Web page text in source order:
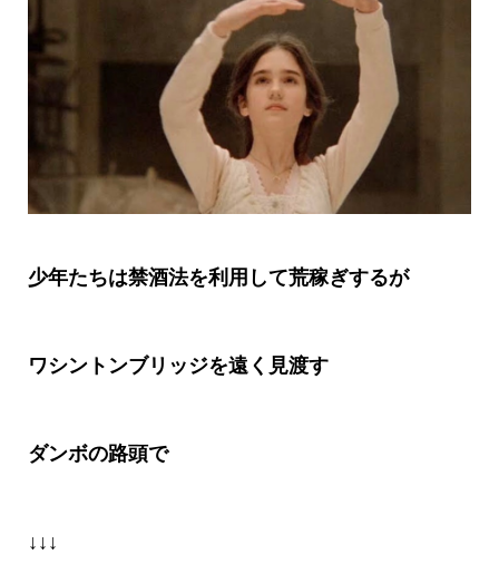
少年たちは禁酒法を利用して荒稼ぎするが
ワシントンブリッジを遠く見渡す
ダンボの路頭で
↓↓↓